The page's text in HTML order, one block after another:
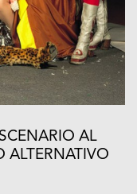
AL
ALTERNATIVO